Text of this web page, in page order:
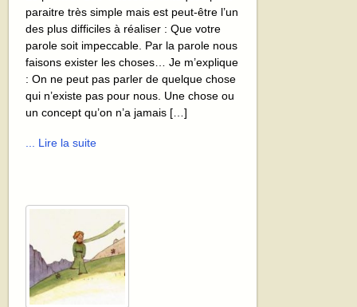
paraitre très simple mais est peut-être l’un
des plus difficiles à réaliser : Que votre
parole soit impeccable. Par la parole nous
faisons exister les choses… Je m’explique
: On ne peut pas parler de quelque chose
qui n’existe pas pour nous. Une chose ou
un concept qu’on n’a jamais […]
... Lire la suite